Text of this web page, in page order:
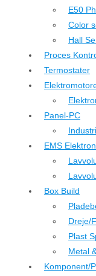
E50
Color
Hall
Proces
Termostater
Panel-PC
EMS
Box Build
Dreje/
Plast
Metal
Komponent/